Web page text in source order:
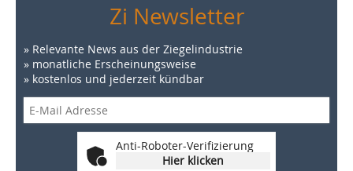
Zi Newsletter
» Relevante News aus der Ziegelindustrie
» monatliche Erscheinungsweise
» kostenlos und jederzeit kündbar
Anti-Roboter-Verifizierung
Hier klicken